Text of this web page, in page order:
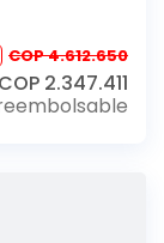
COP 4.612.650
2.347.411